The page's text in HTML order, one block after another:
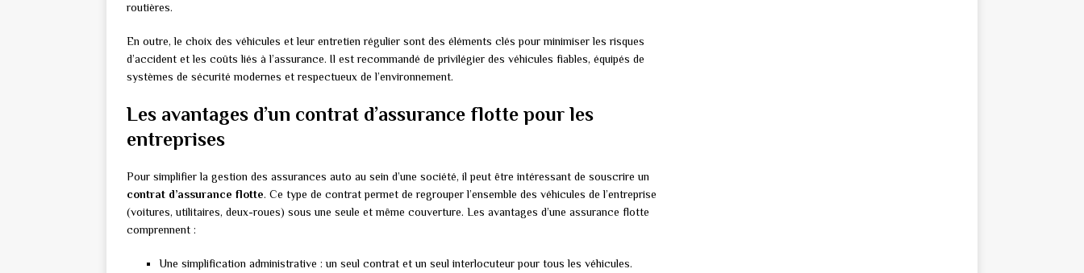
routières.
En outre, le choix des véhicules et leur entretien régulier sont des éléments clés pour minimiser les risques
d’accident et les coûts liés à l’assurance. Il est recommandé de privilégier des véhicules fiables, équipés de
systèmes de sécurité modernes et respectueux de l’environnement.
Les avantages d’un contrat d’assurance flotte pour les
entreprises
Pour simplifier la gestion des assurances auto au sein d’une société, il peut être intéressant de souscrire un
contrat d’assurance flotte. Ce type de contrat permet de regrouper l’ensemble des véhicules de l’entreprise
(voitures, utilitaires, deux-roues) sous une seule et même couverture. Les avantages d’une assurance flotte
comprennent :
Une simplification administrative : un seul contrat et un seul interlocuteur pour tous les véhicules.